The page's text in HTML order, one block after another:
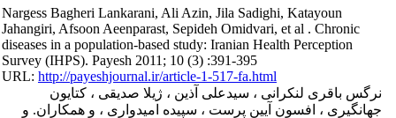
Nargess Bagheri Lankarani, Ali Azin, Jila Sadighi, Katayoun
Jahangiri, Afsoon Aeenparast, Sepideh Omidvari, et al . Chronic
diseases in a population-based study: Iranian Health Perception
Survey (IHPS). Payesh 2011; 10 (3) :391-395
URL:http://payeshjournal.ir/article-1-517-fa.html
نرگس باقری لنکرانی ، سیدعلی آذین ، ژیلا صدیقی ، کتایون
جهانگیری ، افسون آیین پرست ، سپیده امیدواری ، و همکاران. و